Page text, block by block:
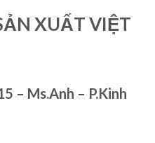
XUẤT VIỆT
– Ms.Anh – P.Kinh